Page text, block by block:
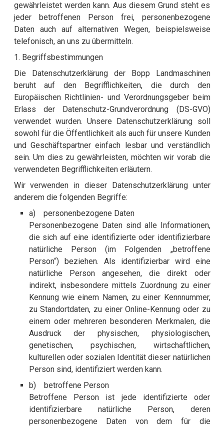
gewährleistet werden kann. Aus diesem Grund steht es
jeder betroffenen Person frei, personenbezogene
Daten auch auf alternativen Wegen, beispielsweise
telefonisch, an uns zu übermitteln.
1. Begriffsbestimmungen
Die Datenschutzerklärung der Bopp Landmaschinen
beruht auf den Begrifflichkeiten, die durch den
Europäischen Richtlinien- und Verordnungsgeber beim
Erlass der Datenschutz-Grundverordnung (DS-GVO)
verwendet wurden. Unsere Datenschutzerklärung soll
sowohl für die Öffentlichkeit als auch für unsere Kunden
und Geschäftspartner einfach lesbar und verständlich
sein. Um dies zu gewährleisten, möchten wir vorab die
verwendeten Begrifflichkeiten erläutern.
Wir verwenden in dieser Datenschutzerklärung unter
anderem die folgenden Begriffe:
a) personenbezogene Daten
Personenbezogene Daten sind alle Informationen,
die sich auf eine identifizierte oder identifizierbare
natürliche Person (im Folgenden „betroffene
Person“) beziehen. Als identifizierbar wird eine
natürliche Person angesehen, die direkt oder
indirekt, insbesondere mittels Zuordnung zu einer
Kennung wie einem Namen, zu einer Kennnummer,
zu Standortdaten, zu einer Online-Kennung oder zu
einem oder mehreren besonderen Merkmalen, die
Ausdruck der physischen, physiologischen,
genetischen, psychischen, wirtschaftlichen,
kulturellen oder sozialen Identität dieser natürlichen
Person sind, identifiziert werden kann.
b) betroffene Person
Betroffene Person ist jede identifizierte oder
identifizierbare natürliche Person, deren
personenbezogene Daten von dem für die